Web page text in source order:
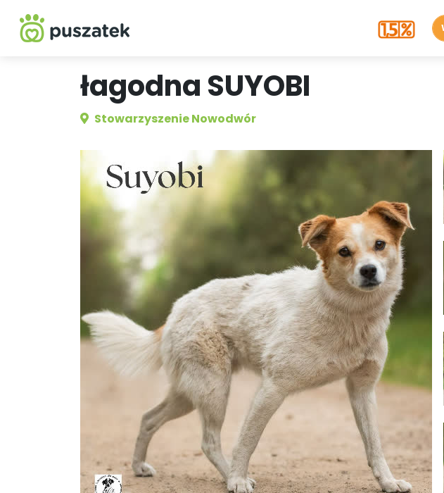
łagodna SUYOBI
Stowarzyszenie Nowodwór